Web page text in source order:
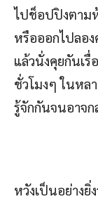
ไปช็อปปิงตาม
หรือออกไปลอ
แล้วนั่งคุยกันเรื่
ชั่วโมงๆ ในหล
รู้จักกันจนอาจ
หวังเป็นอย่างยิ่